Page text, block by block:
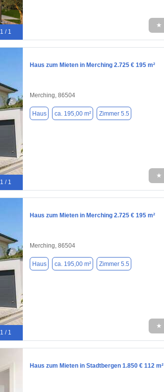
1 / 1
★
1 / 1
Haus zum Mieten in Merching 2.725 € 195 m²
Merching, 86504
Haus ca. 195,00 m² Zimmer 5.5
★
1 / 1
Haus zum Mieten in Merching 2.725 € 195 m²
Merching, 86504
Haus ca. 195,00 m² Zimmer 5.5
★
Haus zum Mieten in Stadtbergen 1.850 € 112 m²